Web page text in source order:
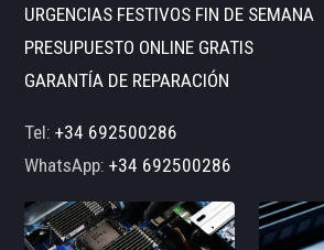
URGENCIAS FESTIVOS FIN DE SEMANA
PRESUPUESTO ONLINE GRATIS
GARANTÍA DE REPARACIÓN
Tel:+34 692500286
WhatsApp:+34 692500286